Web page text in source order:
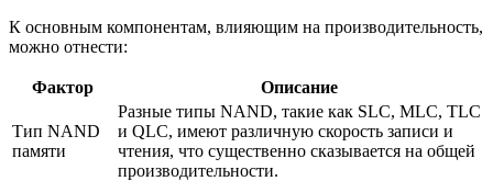
К основным компонентам, влияющим на производительность,
можно отнести:
Фактор Описание
Тип NAND
памяти
Разные типы NAND, такие как SLC, MLC, TLC
и QLC, имеют различную скорость записи и
чтения, что существенно сказывается на общей
производительности.